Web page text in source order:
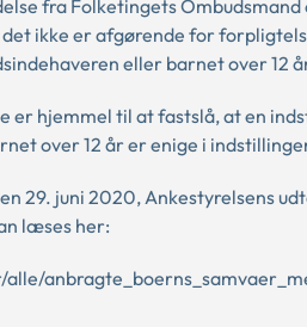
fra Folketingets
ikke er afgørende for
eller barnet over 12
er hjemmel til at fastslå, at en
over 12 år er enige i
29. juni 2020, Ankestyrelsens
læses her: